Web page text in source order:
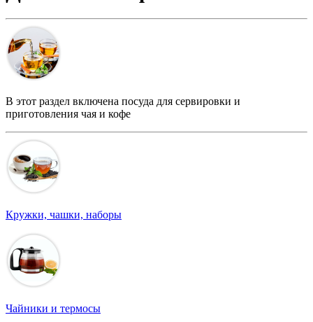
В этот раздел включена посуда для сервировки и
приготовления чая и кофе
Кружки, чашки, наборы
Чайники и термосы